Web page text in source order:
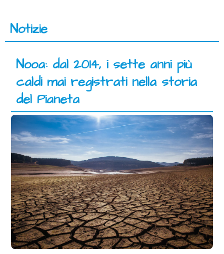
Notizie
Nooa: dal 2014, i sette anni più
caldi mai registrati nella storia
del Pianeta